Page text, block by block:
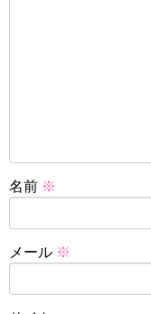
名前 ※
メール ※